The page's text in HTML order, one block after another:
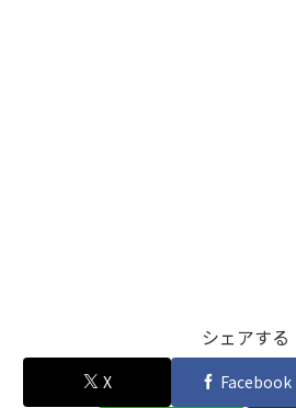
シェアする
X Facebook